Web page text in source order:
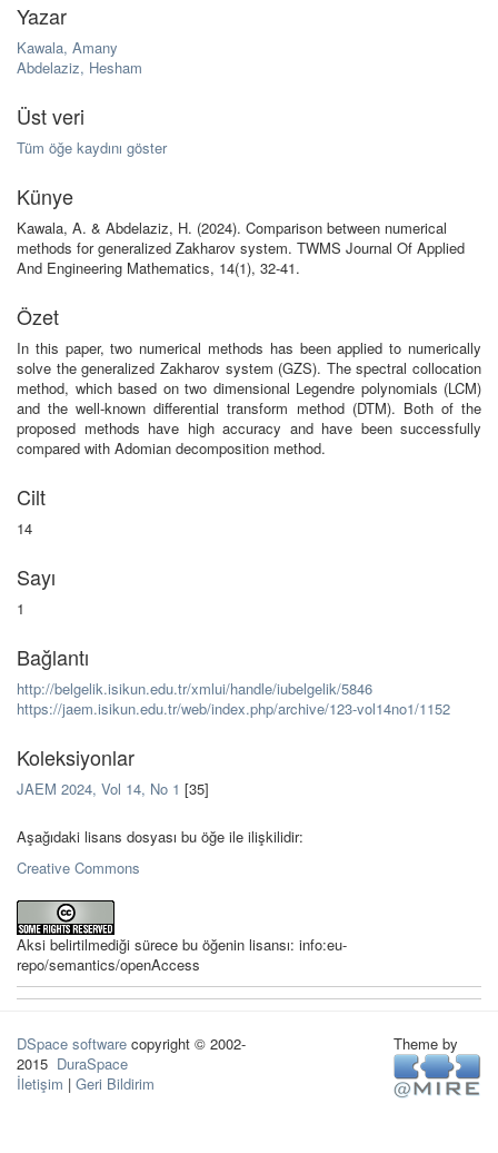
Yazar
Kawala, Amany
Abdelaziz, Hesham
Üst veri
Tüm öğe kaydını göster
Künye
Kawala, A. & Abdelaziz, H. (2024). Comparison between numerical
methods for generalized Zakharov system. TWMS Journal Of Applied
And Engineering Mathematics, 14(1), 32-41.
Özet
In this paper, two numerical methods has been applied to numerically
solve the generalized Zakharov system (GZS). The spectral collocation
method, which based on two dimensional Legendre polynomials (LCM)
and the well-known differential transform method (DTM). Both of the
proposed methods have high accuracy and have been successfully
compared with Adomian decomposition method.
Cilt
14
Sayı
1
Bağlantı
http://belgelik.isikun.edu.tr/xmlui/handle/iubelgelik/5846
https://jaem.isikun.edu.tr/web/index.php/archive/123-vol14no1/1152
Koleksiyonlar
JAEM 2024, Vol 14, No 1 [35]
Aşağıdaki lisans dosyası bu öğe ile ilişkilidir:
Creative Commons
Aksi belirtilmediği sürece bu öğenin lisansı: info:eu-
repo/semantics/openAccess
DSpace software copyright © 2002-
2015 DuraSpace
İletişim | Geri Bildirim
Theme by